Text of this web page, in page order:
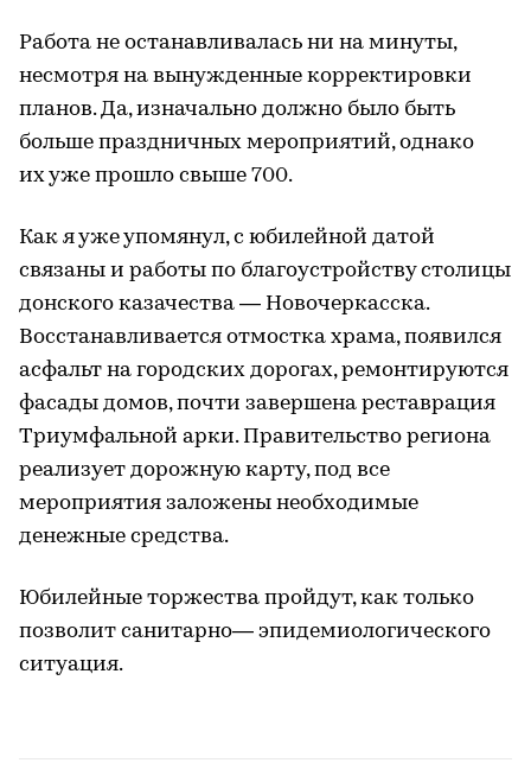
Работа не останавливалась ни на минуты,
несмотря на вынужденные корректировки
планов. Да, изначально должно было быть
больше праздничных мероприятий, однако
их уже прошло свыше 700.
Как я уже упомянул, с юбилейной датой
связаны и работы по благоустройству столицы
донского казачества — Новочеркасска.
Восстанавливается отмостка храма, появился
асфальт на городских дорогах, ремонтируются
фасады домов, почти завершена реставрация
Триумфальной арки. Правительство региона
реализует дорожную карту, под все
мероприятия заложены необходимые
денежные средства.
Юбилейные торжества пройдут, как только
позволит санитарно— эпидемиологического
ситуация.